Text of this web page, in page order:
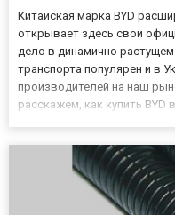
Китайская марка BYD
открывает здесь свои
дело в динамично
транспорта популярен и в
производителей на наш
расскажем, как купить BYD